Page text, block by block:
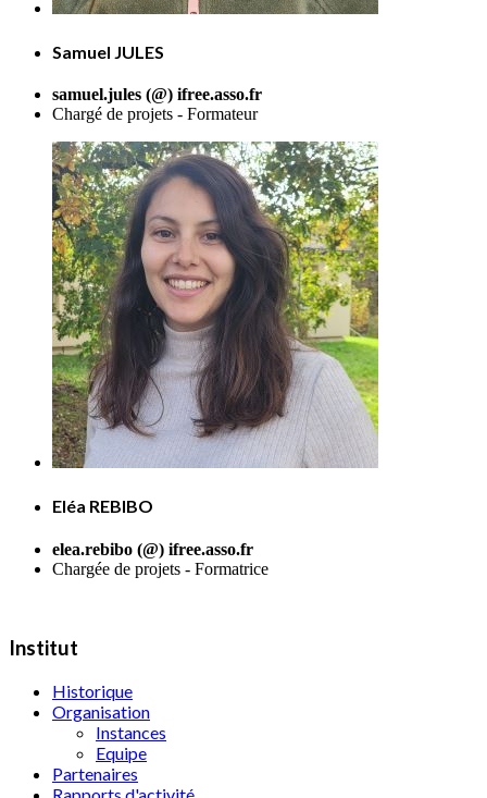
Samuel JULES
samuel.jules (@) ifree.asso.fr
Chargé de projets - Formateur
Eléa REBIBO
elea.rebibo (@) ifree.asso.fr
Chargée de projets - Formatrice
Institut
Historique
Organisation
Instances
Equipe
Partenaires